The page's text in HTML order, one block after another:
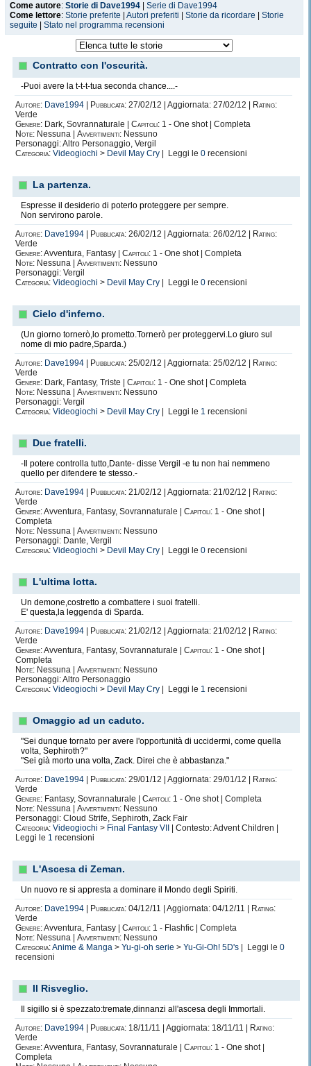
Come autore: Storie di Dave1994
Serie di Dave1994
Come lettore: Storie preferite Autori preferiti Storie da ricordare
Storie
seguite
Stato nel programma recensioni
Contratto con l'oscurità.
-Puoi avere la t-t-t-tua seconda chance....-
Autore: Dave1994 Pubblicata: 27/02/12 | Aggiornata: 27/02/12 |
Rating:
Verde
Genere: Dark, Sovrannaturale | Capitoli: 1 - One shot | Completa
Note: Nessuna | Avvertimenti: Nessuno
Personaggi: Altro Personaggio, Vergil
Categoria: Videogiochi > Devil May Cry | Leggi le 0 recensioni
La partenza.
Espresse il desiderio di poterlo proteggere per sempre.
Non servirono parole.
Autore: Dave1994 Pubblicata: 26/02/12 | Aggiornata: 26/02/12 |
Rating:
Verde
Genere:Avventura, Fantasy | Capitoli: 1 - One shot | Completa
Note: Nessuna | Avvertimenti: Nessuno
Personaggi: Vergil
Categoria: Videogiochi > Devil May Cry | Leggi le 0 recensioni
Cielo d'inferno.
(Un giorno tornerò,lo prometto.Tornerò per proteggervi.Lo giuro sul
nome di mio padre,Sparda.)
Autore: Dave1994 Pubblicata: 25/02/12 | Aggiornata: 25/02/12 |
Rating:
Verde
Genere: Dark, Fantasy, Triste | Capitoli: 1 - One shot | Completa
Note: Nessuna | Avvertimenti: Nessuno
Personaggi: Vergil
Categoria: Videogiochi > Devil May Cry | Leggi le 1 recensioni
Due fratelli.
-Il potere controlla tutto,Dante- disse Vergil -e tu non hai nemmeno
quello per difendere te stesso.-
Autore: Dave1994 Pubblicata: 21/02/12 | Aggiornata: 21/02/12 |
Rating:
Verde
Genere:Avventura, Fantasy, Sovrannaturale | Capitoli: 1 - One shot |
Completa
Note: Nessuna | Avvertimenti: Nessuno
Personaggi: Dante, Vergil
Categoria: Videogiochi > Devil May Cry | Leggi le 0 recensioni
L'ultima lotta.
Un demone,costretto a combattere i suoi fratelli.
E' questa,la leggenda di Sparda.
Autore: Dave1994 Pubblicata: 21/02/12 | Aggiornata: 21/02/12 |
Rating:
Verde
Genere:Avventura, Fantasy, Sovrannaturale | Capitoli: 1 - One shot |
Completa
Note: Nessuna | Avvertimenti: Nessuno
Personaggi: Altro Personaggio
Categoria: Videogiochi > Devil May Cry | Leggi le 1 recensioni
Omaggio ad un caduto.
"Sei dunque tornato per avere l'opportunità di uccidermi, come quella
volta, Sephiroth?"
"Sei già morto una volta, Zack. Direi che è abbastanza."
Autore: Dave1994 Pubblicata: 29/01/12 | Aggiornata: 29/01/12 |
Rating:
Verde
Genere: Fantasy, Sovrannaturale | Capitoli: 1 - One shot | Completa
Note: Nessuna | Avvertimenti: Nessuno
Personaggi: Cloud Strife, Sephiroth, Zack Fair
Categoria: Videogiochi > Final Fantasy VII
| Contesto: Advent Children |
Leggi le 1 recensioni
L'Ascesa di Zeman.
Un nuovo re si appresta a dominare il Mondo degli Spiriti.
Autore: Dave1994 Pubblicata: 04/12/11 | Aggiornata: 04/12/11 |
Rating:
Verde
Genere:Avventura, Fantasy | Capitoli: 1 - Flashfic | Completa
Note: Nessuna | Avvertimenti: Nessuno
Categoria:Anime & Manga > Yu-gi-oh serie > Yu-Gi-Oh! 5D's | Leggi le 0
recensioni
Il Risveglio.
Il sigillo si è spezzato:tremate,dinnanzi all'ascesa degli Immortali.
Autore: Dave1994 Pubblicata: 18/11/11 | Aggiornata: 18/11/11 |
Rating:
Verde
Genere:Avventura, Fantasy, Sovrannaturale | Capitoli: 1 - One shot |
Completa